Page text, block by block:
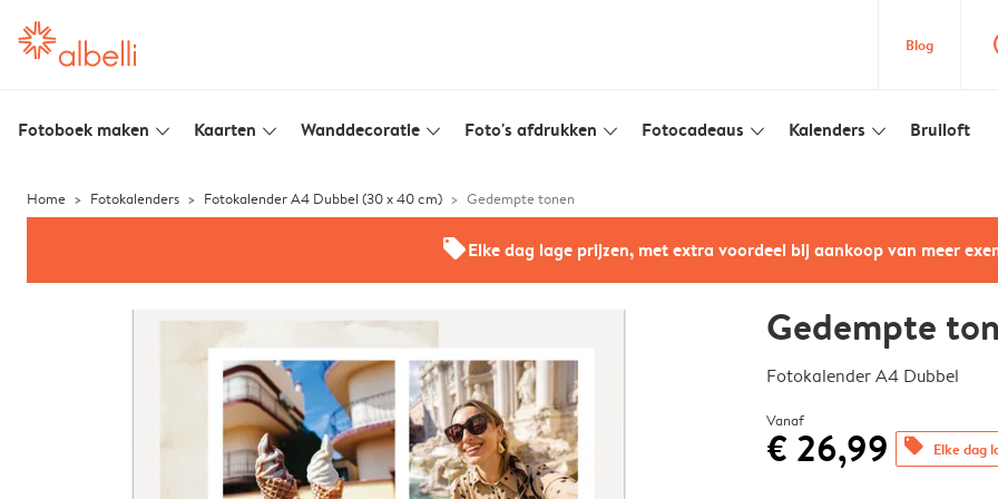
Blog
Fotoboek maken slim_arrow_down Kaarten slim_arrow_down Wanddecoratie slim_arrow_down Foto's afdrukken slim_arrow_down Fotocadeaus slim_arrow_down Kalenders slim_arrow_down Bruiloft
Home Fotokalenders Fotokalender A4 Dubbel (30 x 40 cm) Gedempte tonen
offersElke dag lage prijzen, met extra voordeel bij aankoop van meer
Gedempte
Fotokalender A4 Dubbel
Vanaf
€ 26,99 offers Elke dag